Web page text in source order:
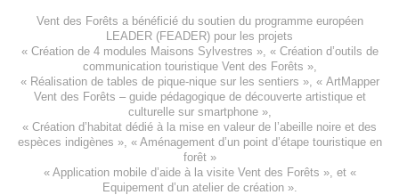
Vent des Forêts a bénéficié du soutien du programme européen
LEADER (FEADER) pour les projets
« Création de 4 modules Maisons Sylvestres », « Création d’outils de
communication touristique Vent des Forêts »,
« Réalisation de tables de pique-nique sur les sentiers », « ArtMapper
Vent des Forêts – guide pédagogique de découverte artistique et
culturelle sur smartphone »,
« Création d’habitat dédié à la mise en valeur de l’abeille noire et des
espèces indigènes », « Aménagement d’un point d’étape touristique en
forêt»
« Application mobile d’aide à la visite Vent des Forêts », et «
Equipement d’un atelier de création».